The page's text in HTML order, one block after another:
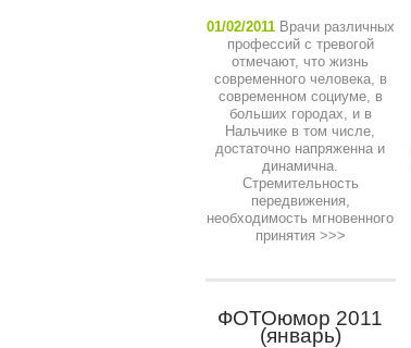
01/02/2011 Врачи различных
профессий с тревогой
отмечают, что жизнь
современного человека, в
современном социуме, в
больших городах, и в
Нальчике в том числе,
достаточно напряженна и
динамична.
Стремительность
передвижения,
необходимость мгновенного
принятия >>>
ФОТОюмор 2011
(январь)